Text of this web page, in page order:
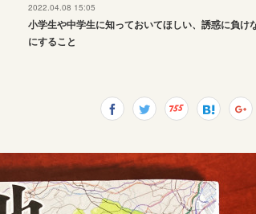
2022.04.08 15:05
小学生や中学生に知っておいてほしい、誘惑に負け
にすること